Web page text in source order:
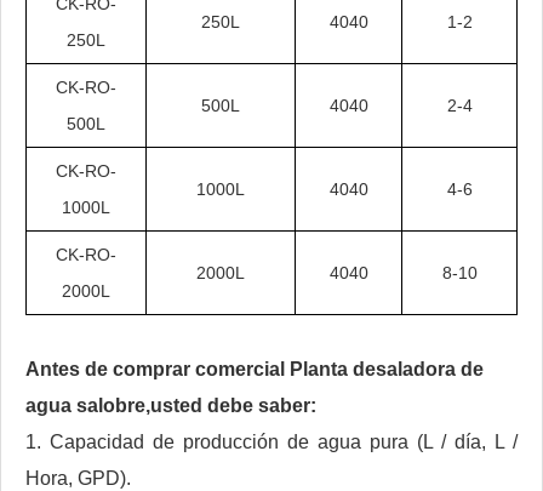
CK-RO-
250L
250L 4040 1-2
CK-RO-
500L
500L 4040 2-4
CK-RO-
1000L
1000L 4040 4-6
CK-RO-
2000L
2000L 4040 8-10
Antes de comprar comercial
Planta desaladora de
agua salobre,usted debe saber:
1. Capacidad de producción de agua pura (L / día, L /
Hora, GPD).